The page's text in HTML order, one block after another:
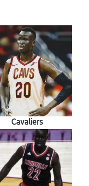
Cavaliers